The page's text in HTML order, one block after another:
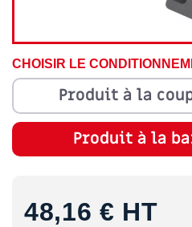
CHOISIR LE
Produit à la
Produit à la
48,16 € HT